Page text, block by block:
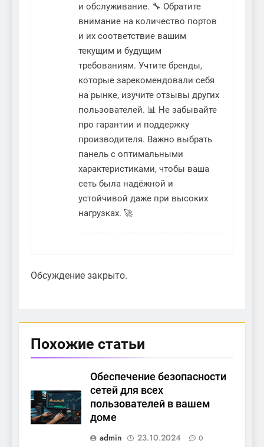
и обслуживание. 🔧 Обратите
внимание на количество портов
и их соответствие вашим
текущим и будущим
требованиям. Учтите бренды,
которые зарекомендовали себя
на рынке, изучите отзывы других
пользователей. 📊 Не забывайте
про гарантии и поддержку
производителя. Важно выбрать
панель с оптимальными
характеристиками, чтобы ваша
сеть была надёжной и
устойчивой даже при высоких
нагрузках. 🚀
Обсуждение закрыто.
Похожие статьи
Обеспечение безопасности
сетей для всех
пользователей в вашем
доме
admin
23.10.2024 0